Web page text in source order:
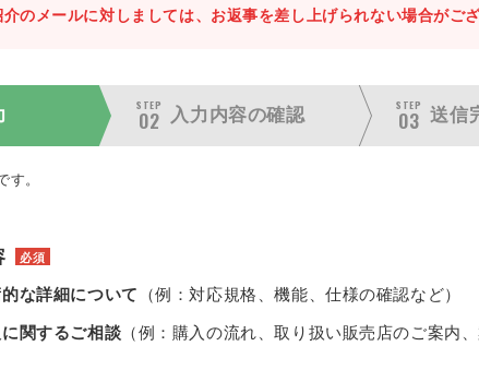
のメールに対しましては、お返事を差し上げられない場合がござ
STEP
02 入力内容の確認
STEP
03 送信
す。
必須
な詳細について （例：対応規格、機能、仕様の確認など）
関するご相談 （例：購入の流れ、取り扱い販売店のご案内